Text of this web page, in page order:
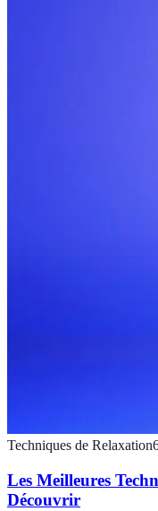
Techniques de Relaxation
Les Meilleures
Découvrir